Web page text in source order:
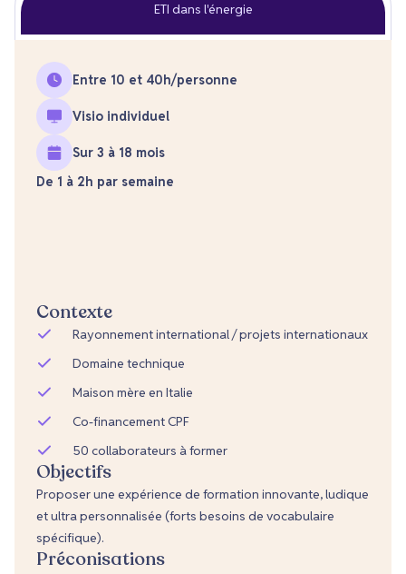
ETI dans l'énergie
Entre 10 et 40h/personne
Visio individuel
Sur 3 à 18 mois
De 1 à 2h par semaine
Contexte
Rayonnement international / projets internationaux
Domaine technique
Maison mère en Italie
Co-financement CPF
50 collaborateurs à former
Objectifs
Proposer une expérience de formation innovante, ludique
et ultra personnalisée (forts besoins de vocabulaire
spécifique).
Préconisations